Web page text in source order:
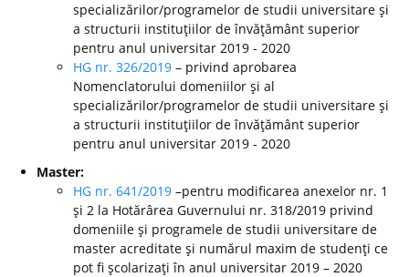
specializărilor/programelor de studii universitare şi
a structurii instituţiilor de învăţământ superior
pentru anul universitar 2019 - 2020
HG nr. 326/2019 – privind aprobarea
Nomenclatorului domeniilor şi al
specializărilor/programelor de studii universitare şi
a structurii instituţiilor de învăţământ superior
pentru anul universitar 2019 - 2020
Master:
HG nr. 641/2019 –pentru modificarea anexelor nr. 1
şi 2 la Hotărârea Guvernului nr. 318/2019 privind
domeniile şi programele de studii universitare de
master acreditate şi numărul maxim de studenţi ce
pot fi şcolarizaţi în anul universitar 2019 – 2020